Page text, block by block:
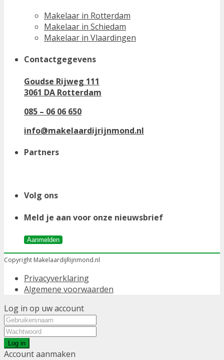
Makelaar in Rotterdam
Makelaar in Schiedam
Makelaar in Vlaardingen
Contactgegevens
Goudse Rijweg 111
3061 DA Rotterdam
085 – 06 06 650
info@makelaardijrijnmond.nl
Partners
Volg ons
Meld je aan voor onze nieuwsbrief
Aanmelden
Copyright MakelaardijRijnmond.nl
Privacyverklaring
Algemene voorwaarden
Log in op uw account
Log in
Account aanmaken